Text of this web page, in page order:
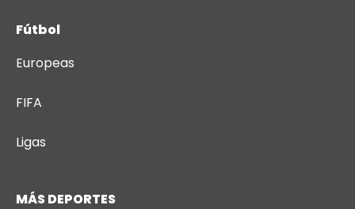
Fútbol
Europeas
FIFA
Ligas
MÁS DEPORTES